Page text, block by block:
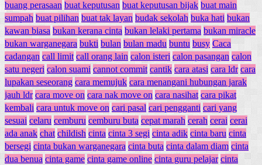
buang perasaan buat keputusan buat keputusan bijak buat main
sumpah buat pilihan buat tak layan budak sekolah buka hati bukan
kawan biasa bukan kerana cinta bukan lelaki pertama bukan miracle
bukan warganegara bukti bulan bulan madu buntu busy Caca
cadangan call limit call orang lain calon isteri calon pasangan calon
satu negeri calon suami cannot commit cantik cara atasi cara ldr cara
lupakan seseorang cara memujuk cara menangani hubungan jarak
jauh ldr cara move on cara nak move on cara nasihat cara pikat
kembali cara untuk move on cari pasal cari pengganti cari yang
sesuai celaru cemburu cemburu buta cepat marah cerah cerai cerai
ada anak chat childish cinta cinta 3 segi cinta adik cinta baru cinta
bersegi cinta bukan warganegara cinta buta cinta dalam diam cinta
dua benua cinta game cinta game online cinta guru pelajar cinta